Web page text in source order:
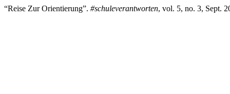
“Reise Zur Orientierung”. #schuleverantworten, vol. 5, no. 3, Sept.